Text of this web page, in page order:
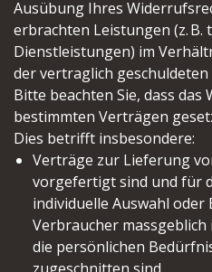
Ausübung Ihres
erbrachten Leistungen (z. B.
Dienstleistungen) im
der vertraglich
Bitte beachten Sie, dass
bestimmten Verträgen
Dies betrifft insbesondere:
Verträge zur Lieferung
vorgefertigt sind und für
individuelle Auswahl
Verbraucher
die persönlichen